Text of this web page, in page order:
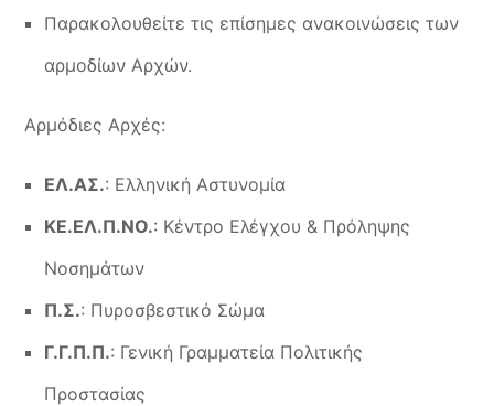
Παρακολουθείτε τις επίσημες ανακοινώσεις των
αρμοδίων Αρχών.
Αρμόδιες Αρχές:
ΕΛ.ΑΣ.: Ελληνική Αστυνομία
ΚΕ.ΕΛ.Π.ΝΟ.: Κέντρο Ελέγχου & Πρόληψης
Νοσημάτων
Π.Σ.: Πυροσβεστικό Σώμα
Γ.Γ.Π.Π.: Γενική Γραμματεία Πολιτικής
Προστασίας